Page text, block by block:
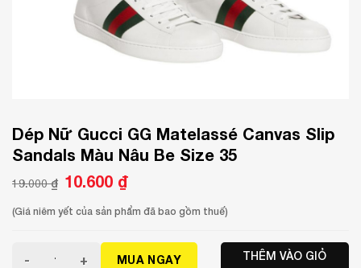
Dép Nữ Gucci GG Matelassé Canvas Slip
Sandals Màu Nâu Be Size 35
19.000₫ Giá
gốc
19.000 ₫.
10.600 ₫Giá
là:
(Giá niêm yết của sản phẩm đã bao gồm thuế)
Dép Nữ Gucci GG Matelassé Canvas Slip Sandals Màu
MUA NGAY
THÊM VÀO GIỎ